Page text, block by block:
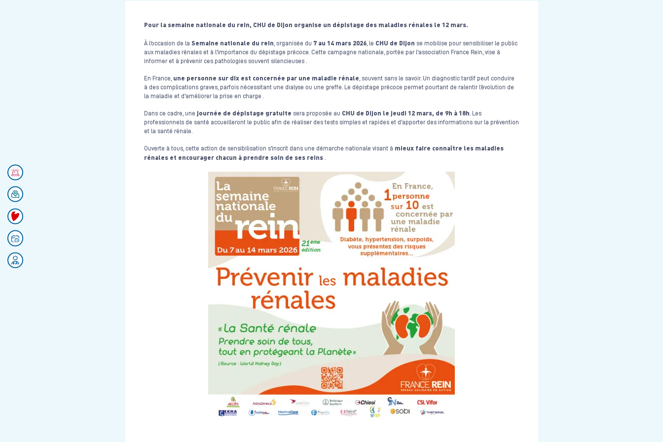
Pour la semaine nationale du rein, CHU de Dijon organise un dépistage des maladies rénales le 12 mars.
À l’occasion de la Semaine nationale du rein , organisée du 7 au 14 mars 2026, le CHU de Dijon se mobilise pour sensibiliser le public
aux maladies rénales et à l’importance du dépistage précoce. Cette campagne nationale, portée par l’association France Rein, vise à
informer et à prévenir ces pathologies souvent silencieuses .
En France, une personne sur dix est concernée par une maladie rénale , souvent sans le savoir. Un diagnostic tardif peut conduire
à des complications graves, parfois nécessitant une dialyse ou une greffe. Le dépistage précoce permet pourtant de ralentir l’évolution de
la maladie et d’améliorer la prise en charge .
Dans ce cadre, une journée de dépistage gratuite sera proposée au CHU de Dijon le jeudi 12 mars, de 9h à 18h . Les
professionnels de santé accueilleront le public afin de réaliser des tests simples et rapides et d’apporter des informations sur la prévention
et la santé rénale.
Ouverte à tous, cette action de sensibilisation s’inscrit dans une démarche nationale visant à mieux faire connaître les maladies
rénales et encourager chacun à prendre soin de ses reins.